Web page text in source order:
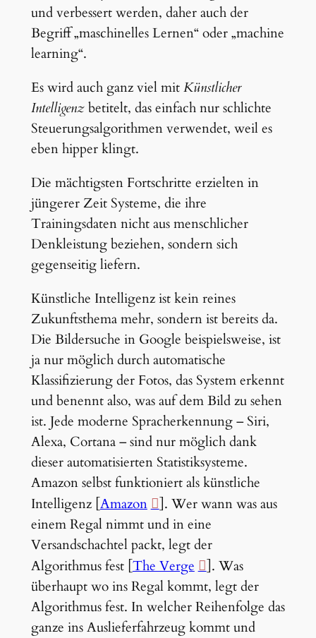
und verbessert werden, daher auch der
Begriff „maschinelles Lernen“ oder „machine
learning“.
Es wird auch ganz viel mitKünstlicher
Intelligenzbetitelt, das einfach nur schlichte
Steuerungsalgorithmen verwendet, weil es
eben hipper klingt.
Die mächtigsten Fortschritte erzielten in
jüngerer Zeit Systeme, die ihre
Trainingsdaten nicht aus menschlicher
Denkleistung beziehen, sondern sich
gegenseitig liefern.
Künstliche Intelligenz ist kein reines
Zukunftsthema mehr, sondern ist bereits da.
Die Bildersuche in Google beispielsweise, ist
ja nur möglich durch automatische
Klassifizierung der Fotos, das System erkennt
und benennt also, was auf dem Bild zu sehen
ist. Jede moderne Spracherkennung – Siri,
Alexa, Cortana – sind nur möglich dank
dieser automatisierten Statistiksysteme.
Amazon selbst funktioniert als künstliche
Intelligenz [Amazon
]. Wer wann was aus
einem Regal nimmt und in eine
Versandschachtel packt, legt der
Algorithmus fest [The Verge
]. Was
überhaupt wo ins Regal kommt, legt der
Algorithmus fest. In welcher Reihenfolge das
ganze ins Auslieferfahrzeug kommt und